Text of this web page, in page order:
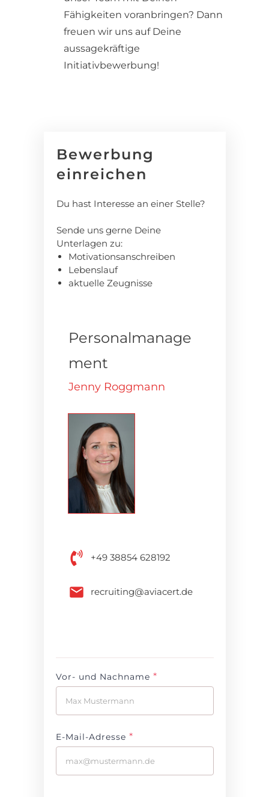
Fähigkeiten voranbringen? Dann
freuen wir uns auf Deine
aussagekräftige
Initiativbewerbung!
Bewerbung
einreichen
Du hast Interesse an einer Stelle?
Sende uns gerne Deine
Unterlagen zu:
Motivationsanschreiben
Lebenslauf
aktuelle Zeugnisse
Personalmanage
ment
Jenny Roggmann
+49 38854 628192
recruiting@aviacert.de
Vor- und Nachname *
E-Mail-Adresse *